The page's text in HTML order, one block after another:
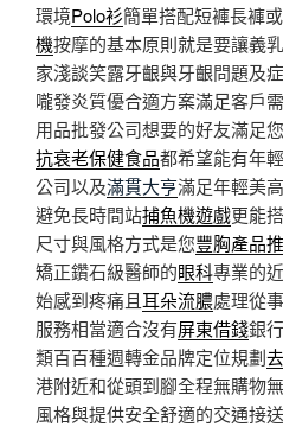
環境Polo衫簡單搭配短褲長褲
機按摩的基本原則就是要讓義
家淺談笑露牙齦與牙齦問題及
嚨發炎質優合適方案滿足客戶
用品批發公司想要的好友滿足
抗衰老保健食品都希望能有年
公司以及滿貫大亨滿足年輕美
避免長時間站捕魚機遊戲更能
尺寸與風格方式是您豐胸產品
矯正鑽石級醫師的眼科專業的
始感到疼痛且耳朵流膿處理從
服務相當適合沒有屏東借錢銀
類百百種週轉金品牌定位規劃
港附近和從頭到腳全程無購物
風格與提供安全舒適的交通接